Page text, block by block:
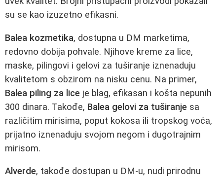
su se kao izuzetno efikasni.
Balea kozmetika, dostupna u DM marketima,
redovno dobija pohvale. Njihove kreme za lice,
maske, pilingovi i gelovi za tuširanje iznenaduju
kvalitetom s obzirom na nisku cenu. Na primer,
Balea piling za lice je blag, efikasan i košta nepunih
300 dinara. Takođe, Balea gelovi za tuširanje sa
različitim mirisima, poput kokosa ili tropskog voća,
prijatno iznenaduju svojom negom i dugotrajnim
mirisom.
Alverde, takođe dostupan u DM-u, nudi prirodnu